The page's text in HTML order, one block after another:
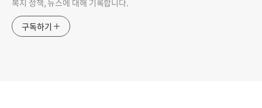
복지 정책, 뉴스에 대해 기록합니다.
구독하기